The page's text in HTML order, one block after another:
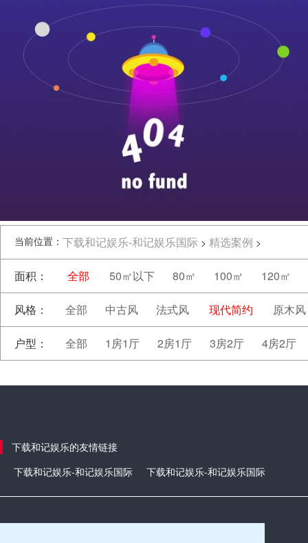
当前位置： 下载和记娱乐-和记娱乐国际 > 精选案例 >
面积： 全部 50㎡以下 80㎡ 100㎡ 120㎡
风格： 全部 中古风 法式风 现代简约 原木风
户型： 全部 1房1厅 2房1厅 3房2厅 4房2厅
下载和记娱乐的友情链接
下载和记娱乐-和记娱乐国际
下载和记娱乐-和记娱乐国际